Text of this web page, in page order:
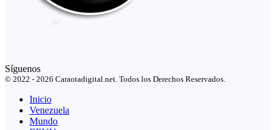
Síguenos
© 2022 - 2026 Caraotadigital.net. Todos los Derechos Reservados.
Inicio
Venezuela
Mundo